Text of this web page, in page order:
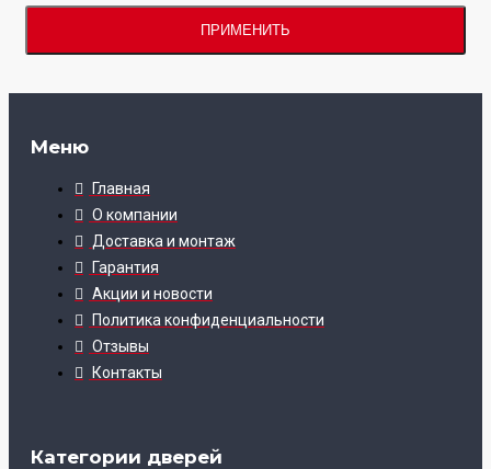
ПРИМЕНИТЬ
Меню
Главная
О компании
Доставка и монтаж
Гарантия
Акции и новости
Политика конфиденциальности
Отзывы
Контакты
Категории дверей